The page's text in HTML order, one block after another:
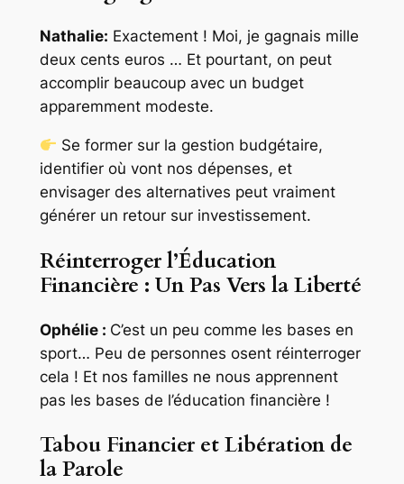
Nathalie: Exactement ! Moi, je gagnais mille
deux cents euros … Et pourtant, on peut
accomplir beaucoup avec un budget
apparemment modeste.
Se former sur la gestion budgétaire,
identifier où vont nos dépenses, et
envisager des alternatives peut vraiment
générer un retour sur investissement.
Réinterroger l’Éducation
Financière : Un Pas Vers la Liberté
Ophélie : C’est un peu comme les bases en
sport… Peu de personnes osent réinterroger
cela ! Et nos familles ne nous apprennent
pas les bases de l’éducation financière !
Tabou Financier et Libération de
la Parole